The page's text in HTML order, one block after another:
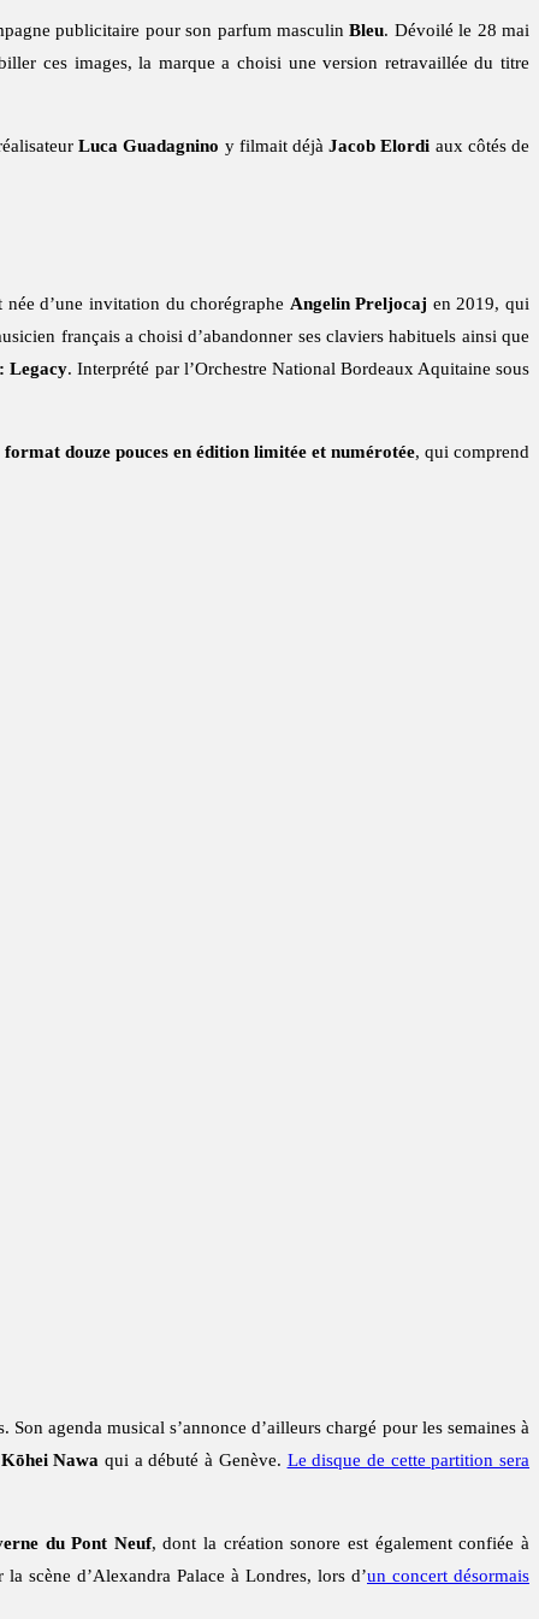
publicitaire pour son parfum masculinBleu. Dévoilé le 28 mai
ces images, la marque a choisi une version retravaillée du titre
Luca Guadagnino y filmait déjàJacob Elordi aux côtés de
d’une invitation du chorégraphe Angelin Preljocaj en 2019, qui
français a choisi d’abandonner ses claviers habituels ainsi que
Legacy. Interprété par l’Orchestre National Bordeaux Aquitaine sous
douze pouces en édition limitée et numérotée, qui comprend
agenda musical s’annonce d’ailleurs chargé pour les semaines à
Kōhei Nawa qui a débuté à Genève. Le disque de cette partition sera
du Pont Neuf, dont la création sonore est également confiée à
scène d’Alexandra Palace à Londres, lors d’un concert désormais